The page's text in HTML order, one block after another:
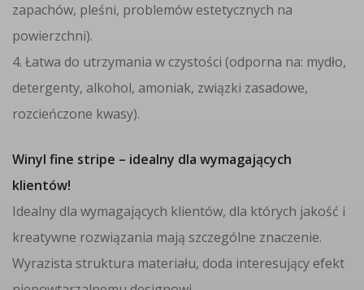
zapachów, pleśni, problemów estetycznych na
powierzchni).
4. Łatwa do utrzymania w czystości (odporna na: mydło,
detergenty, alkohol, amoniak, związki zasadowe,
rozcieńczone kwasy).
Winyl fine stripe – idealny dla wymagających
klientów!
Idealny dla wymagających klientów, dla których jakość i
kreatywne rozwiązania mają szczególne znaczenie.
Wyrazista struktura materiału, doda interesujący efekt